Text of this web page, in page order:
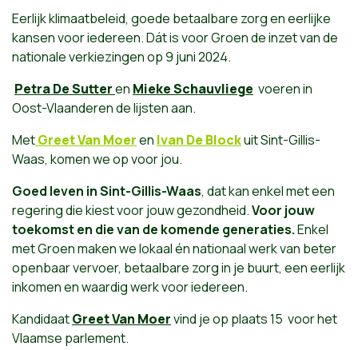
Eerlijk klimaatbeleid, goede betaalbare zorg en eerlijke
kansen voor iedereen. Dát is voor Groen de inzet van de
nationale verkiezingen op 9 juni 2024.
Petra De Sutteren Mieke Schauvliege voeren in
Oost-Vlaanderen de lijsten aan.
MetGreet Van Moeren Ivan De Blockuit Sint-Gillis-
Waas, komen we op voor jou.
Goed leven in Sint-Gillis-Waas, dat kan enkel met een
regering die kiest voor jouw gezondheid.Voor jouw
toekomst en die van de komende generaties.Enkel
met Groen maken we lokaal én nationaal werk van beter
openbaar vervoer, betaalbare zorg in je buurt, een eerlijk
inkomen en waardig werk voor iedereen.
KandidaatGreet Van Moervind je op plaats 15 voor het
Vlaamse parlement.